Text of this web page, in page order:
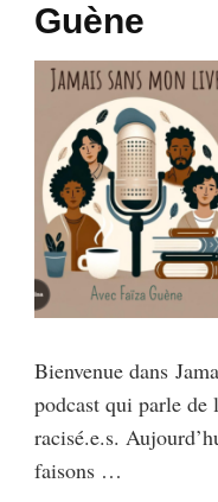
Guène
Bienvenue dans
podcast qui parle
racisé.e.s.
faisons …